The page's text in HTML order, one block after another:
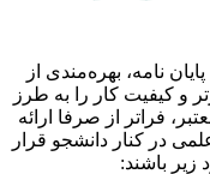
نامه، بهره‌مندی از
و کیفیت کار را به طرز
فراتر از صرفا ارائه
در کنار دانشجو قرار
باشند: